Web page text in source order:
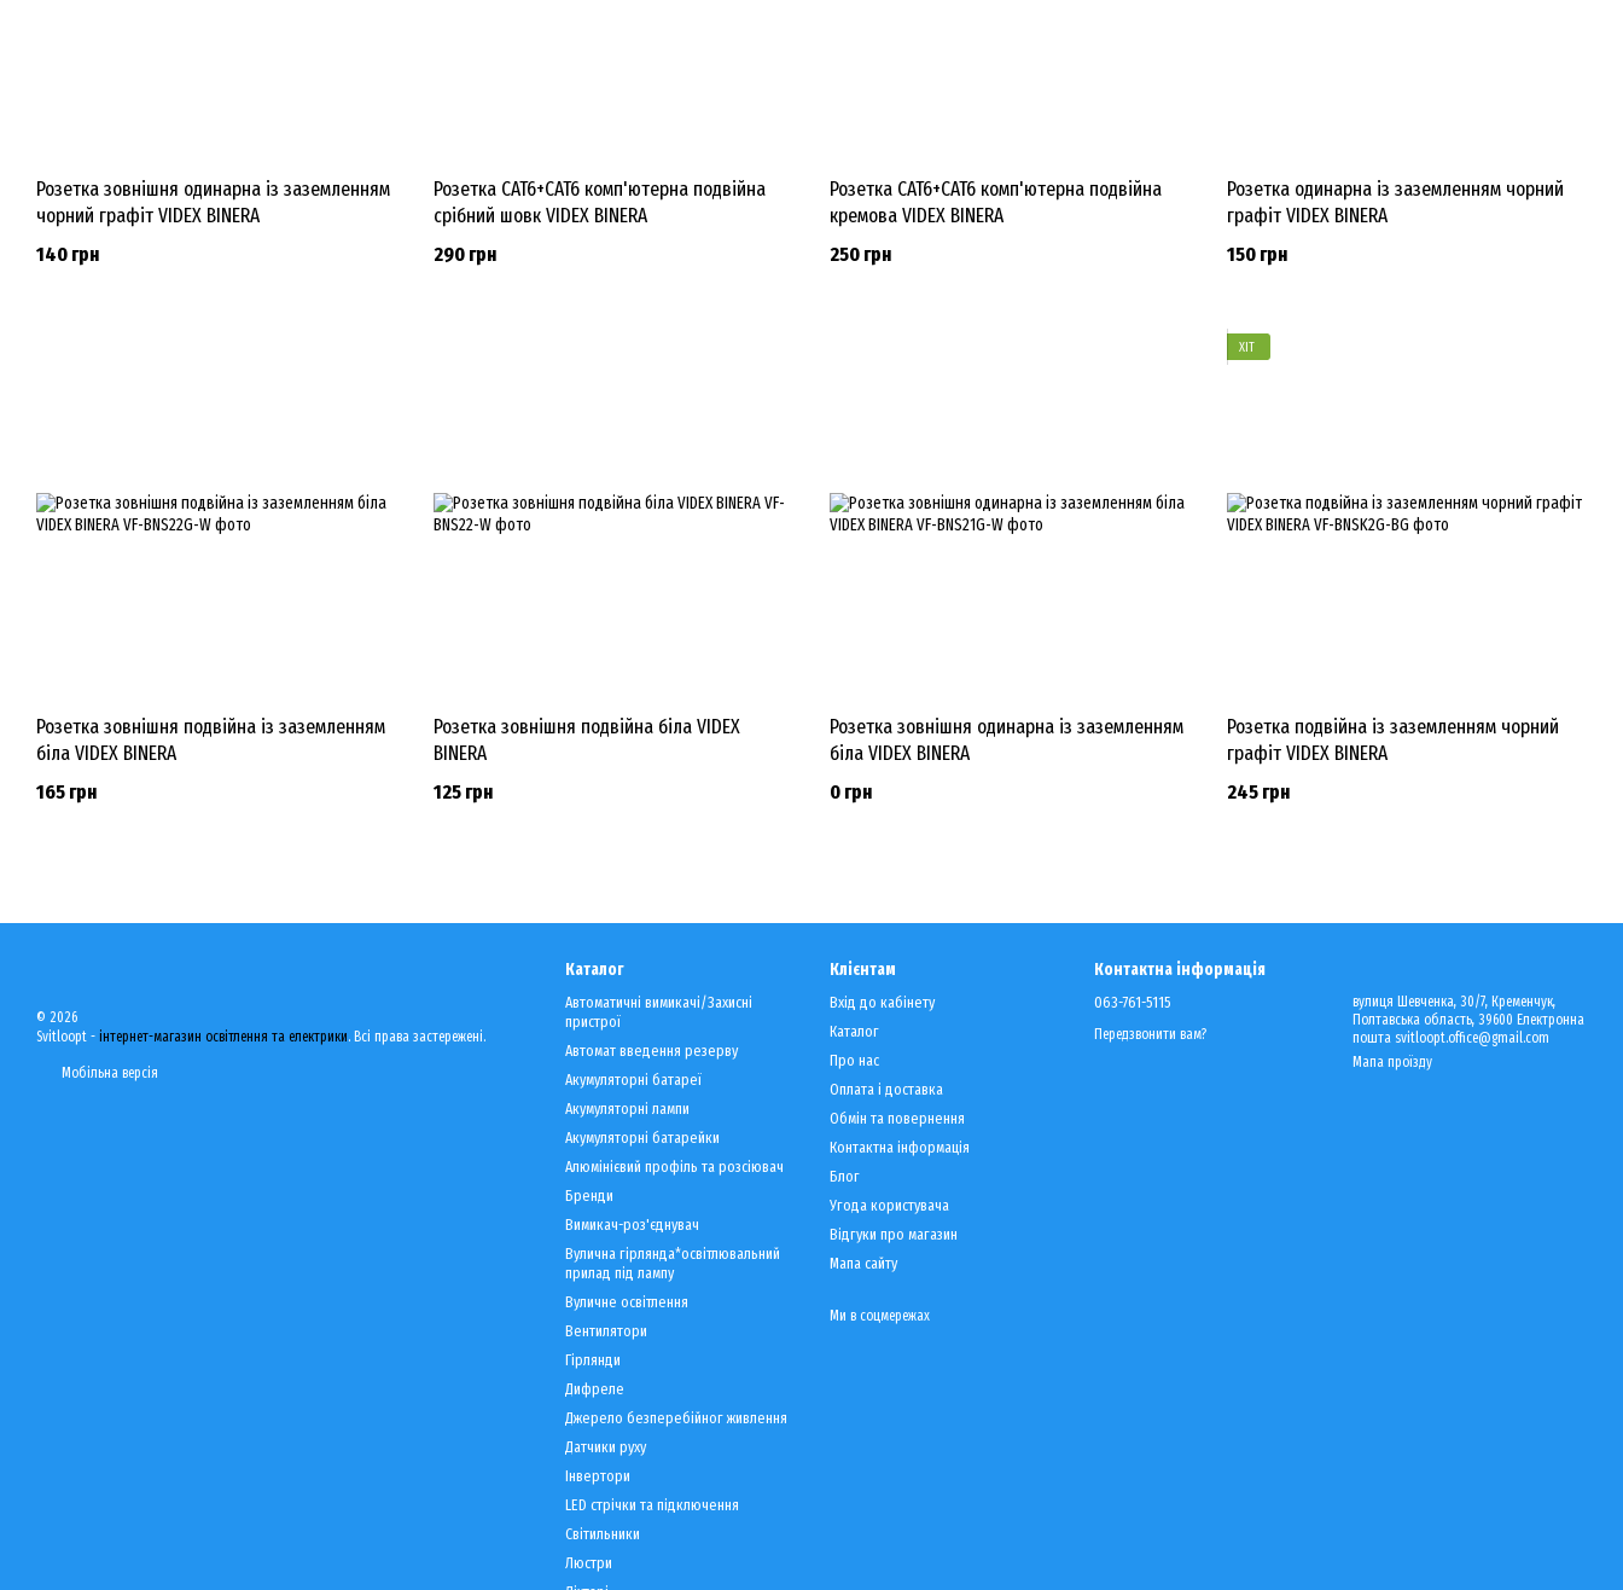
Розетка зовнішня одинарна із заземленням
чорний графіт VIDEX BINERA
140 грн
Розетка CAT6+CAT6 комп'ютерна подвійна
срібний шовк VIDEX BINERA
290 грн
Розетка CAT6+CAT6 комп'ютерна подвійна
кремова VIDEX BINERA
250 грн
Розетка одинарна із заземленням чорний
графіт VIDEX BINERA
150 грн
Розетка зовнішня подвійна із заземленням
біла VIDEX BINERA
165 грн
Розетка зовнішня подвійна біла VIDEX
BINERA
125 грн
Розетка зовнішня одинарна із заземленням
біла VIDEX BINERA
0 грн
ХІТ
Розетка подвійна із заземленням чорний
графіт VIDEX BINERA
245 грн
© 2026
Svitloopt - інтернет-магазин освітлення та електрики. Всі права застережені.
Мобільна версія
Каталог
Автоматичні вимикачі/Захисні
пристрої
Автомат введення резерву
Акумуляторні батареї
Акумуляторні лампи
Акумуляторні батарейки
Алюмінієвий профіль та розсіювач
Бренди
Вимикач-роз'єднувач
Вулична гірлянда*освітлювальний
прилад під лампу
Вуличне освітлення
Вентилятори
Гірлянди
Дифреле
Джерело безперебійног живлення
Датчики руху
Інвертори
LED cтрічки та підключення
Світильники
Люстри
Клієнтам
Вхід до кабінету
Каталог
Про нас
Оплата і доставка
Обмін та повернення
Контактна інформація
Блог
Угода користувача
Відгуки про магазин
Мапа сайту
Ми в соцмережах
Контактна інформація
063-761-5115
Передзвонити вам?
вулиця Шевченка, 30/7, Кременчук,
Полтавська область, 39600 Електронна
пошта svitloopt.office@gmail.com
Мапа проїзду